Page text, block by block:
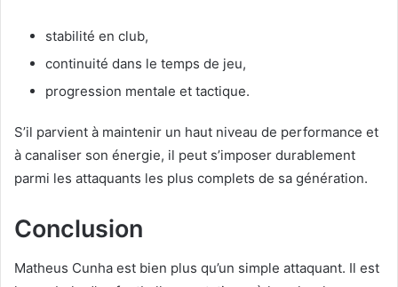
stabilité en club,
continuité dans le temps de jeu,
progression mentale et tactique.
S’il parvient à maintenir un haut niveau de performance et
à canaliser son énergie, il peut s’imposer durablement
parmi les attaquants les plus complets de sa génération.
Conclusion
Matheus Cunha est bien plus qu’un simple attaquant. Il est